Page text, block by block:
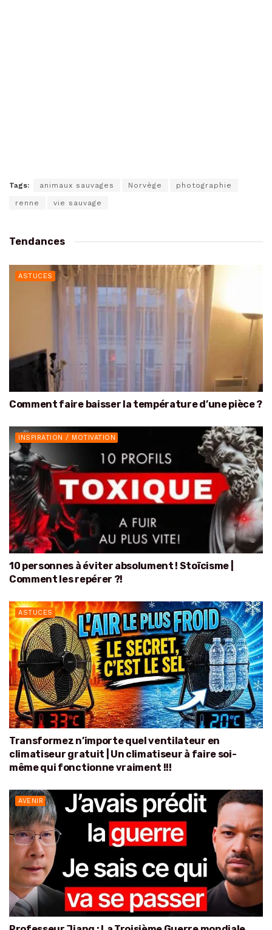
Tags: animaux sauvages Norvège photographie
renne vie sauvage
Tendances
ASTUCES
Comment faire baisser la température d’une pièce ?
INSPIRATION / MOTIVATION
10 personnes à éviter absolument ! Stoïcisme |
Comment les repérer ?!
ASTUCES
Transformez n’importe quel ventilateur en
climatiseur gratuit | Un climatiseur à faire soi-
même qui fonctionne vraiment !!!
AVENIR